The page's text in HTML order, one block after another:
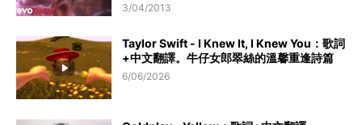
3/04/2013
Taylor Swift - I Knew It, I Knew You：歌詞
+中文翻譯。牛仔女郎翠絲的溫馨重逢詩篇
6/06/2026